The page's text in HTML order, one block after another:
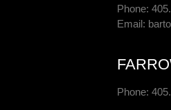
Phone:
Email:
Phone: